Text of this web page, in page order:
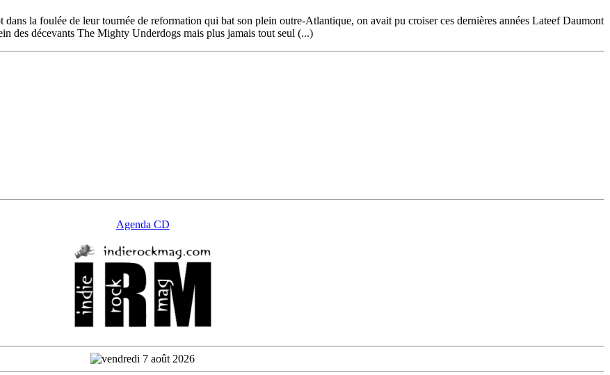
la foulée de leur tournée de reformation qui bat son plein outre-Atlantique, on avait pu croiser ces dernières années Lateef Daumont
des décevants The Mighty Underdogs mais plus jamais tout seul (...)
Agenda CD